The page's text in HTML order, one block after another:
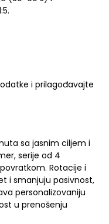
i prilagođavajte
sa jasnim ciljem i
serije od 4
Rotacije i
i smanjuju pasivnost,
personalizovaniju
u prenošenju